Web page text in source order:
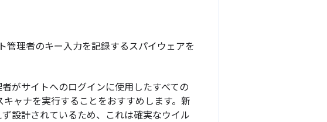
理者のキー入力を記録するスパイウェアを
がサイトへのログインに使用したすべての
ャナを実行することをおすすめします。新
設計されているため、これは確実なウイル